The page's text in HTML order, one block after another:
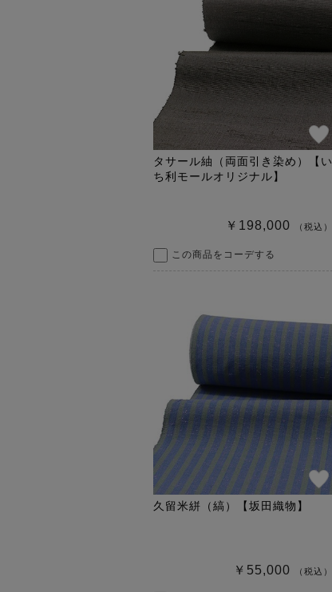
タサール紬（両面引き染め）【い
ち利モールオリジナル】
￥198,000 （税込）
この商品をコーデする
久留米絣（縞）【坂田織物】
￥55,000 （税込）